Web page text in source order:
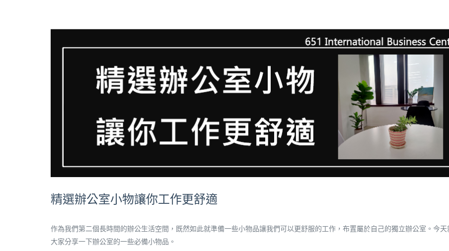
精選辦公室小物讓你工作更舒適
作為我們第二個長時間的辦公生活空間，既然如此就準備一些小物品讓我們可以更舒服的工作，布置屬於自己的獨立辦公室。今天
大家分享一下辦公室的一些必備小物品。